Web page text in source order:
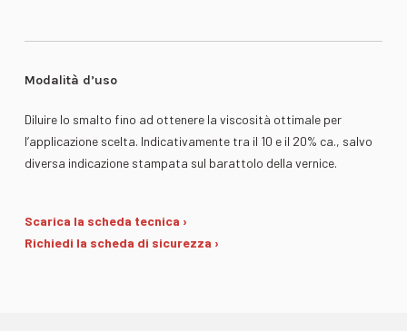
Modalità d’uso
Diluire lo smalto fino ad ottenere la viscosità ottimale per
l’applicazione scelta. Indicativamente tra il 10 e il 20% ca., salvo
diversa indicazione stampata sul barattolo della vernice.
Scarica la scheda tecnica ›
Richiedi la scheda di sicurezza ›